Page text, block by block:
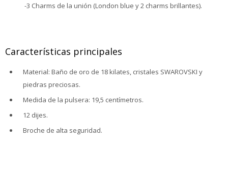
-3 Charms de la unión (London blue y 2 charms brillantes).
Características principales
Material: Baño de oro de 18 kilates, cristales SWAROVSKI y
piedras preciosas.
Medida de la pulsera: 19,5 centímetros.
12 dijes.
Broche de alta seguridad.